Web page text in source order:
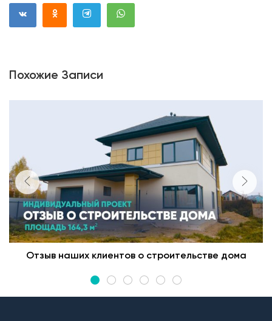
Похожие Записи
Отзыв наших клиентов о строительстве дома